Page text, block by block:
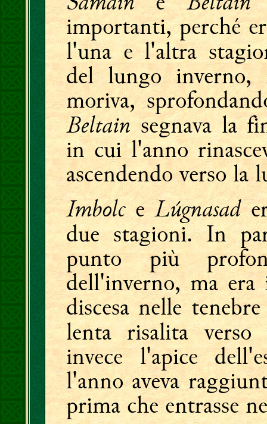
importanti, perché
l'una e l'altra
del lungo
moriva,
Beltainsegnava la
in cui l'anno
ascendendo verso la
ImbolceLúgnasad
due stagioni. In
punto più
dell'inverno, ma
discesa nelle
lenta risalita
invece l'apice
l'anno aveva
prima che entrasse